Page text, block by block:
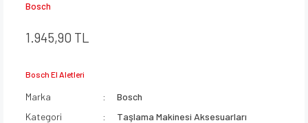
Bosch
1.945,90 TL
Bosch El Aletleri
Marka
Bosch
Kategori
Taşlama Makinesi Aksesuarları